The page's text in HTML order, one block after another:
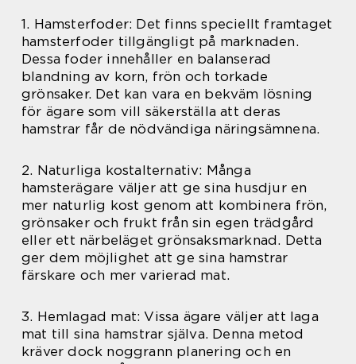
1. Hamsterfoder: Det finns speciellt framtaget
hamsterfoder tillgängligt på marknaden.
Dessa foder innehåller en balanserad
blandning av korn, frön och torkade
grönsaker. Det kan vara en bekväm lösning
för ägare som vill säkerställa att deras
hamstrar får de nödvändiga näringsämnena.
2. Naturliga kostalternativ: Många
hamsterägare väljer att ge sina husdjur en
mer naturlig kost genom att kombinera frön,
grönsaker och frukt från sin egen trädgård
eller ett närbeläget grönsaksmarknad. Detta
ger dem möjlighet att ge sina hamstrar
färskare och mer varierad mat.
3. Hemlagad mat: Vissa ägare väljer att laga
mat till sina hamstrar själva. Denna metod
kräver dock noggrann planering och en